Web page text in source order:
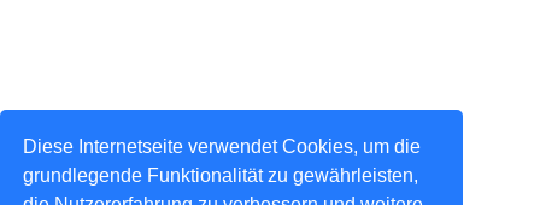
Diese Internetseite verwendet Cookies, um die
grundlegende Funktionalität zu gewährleisten,